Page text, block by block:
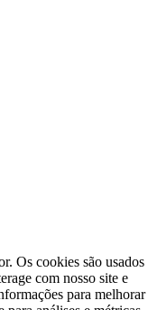
Os cookies são usados
com nosso site e
para melhorar